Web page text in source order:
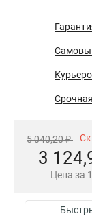
5 040,20 ₽
3
Цена за